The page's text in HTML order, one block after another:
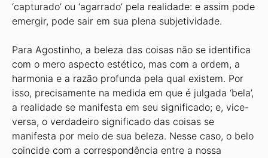
‘capturado’ ou ‘agarrado’ pela realidade: e assim pode
emergir, pode sair em sua plena subjetividade.
Para Agostinho, a beleza das coisas não se identifica
com o mero aspecto estético, mas com a ordem, a
harmonia e a razão profunda pela qual existem. Por
isso, precisamente na medida em que é julgada ‘bela’,
a realidade se manifesta em seu significado; e, vice-
versa, o verdadeiro significado das coisas se
manifesta por meio de sua beleza. Nesse caso, o belo
coincide com a correspondência entre a nossa